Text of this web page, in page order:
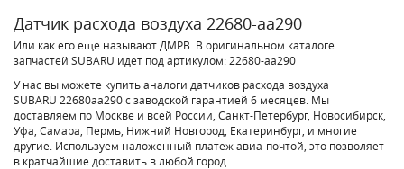
Датчик расхода воздуха 22680-aa290
Или как его еще называют ДМРВ. В оригинальном каталоге
запчастей SUBARU идет под артикулом: 22680-aa290
У нас вы можете купить аналоги датчиков расхода воздуха
SUBARU 22680aa290 с заводской гарантией 6 месяцев. Мы
доставляем по Москве и всей России, Санкт-Петербург, Новосибирск,
Уфа, Самара, Пермь, Нижний Новгород, Екатеринбург, и многие
другие. Используем наложенный платеж авиа-почтой, это позволяет
в кратчайшие доставить в любой город.